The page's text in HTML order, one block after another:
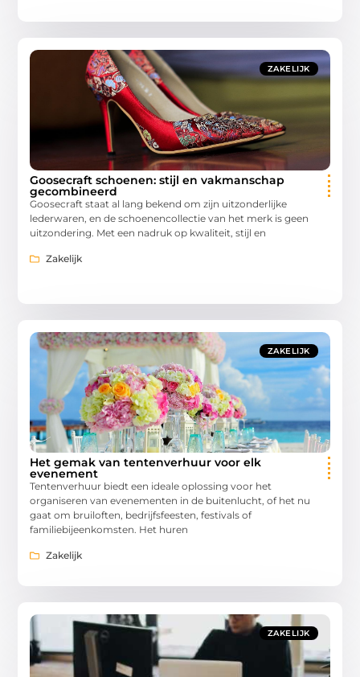
ZAKELIJK
Goosecraft schoenen: stijl en vakmanschap
gecombineerd
Goosecraft staat al lang bekend om zijn uitzonderlijke
lederwaren, en de schoenencollectie van het merk is geen
uitzondering. Met een nadruk op kwaliteit, stijl en
Zakelijk
ZAKELIJK
Het gemak van tentenverhuur voor elk
evenement
Tentenverhuur biedt een ideale oplossing voor het
organiseren van evenementen in de buitenlucht, of het nu
gaat om bruiloften, bedrijfsfeesten, festivals of
familiebijeenkomsten. Het huren
Zakelijk
ZAKELIJK